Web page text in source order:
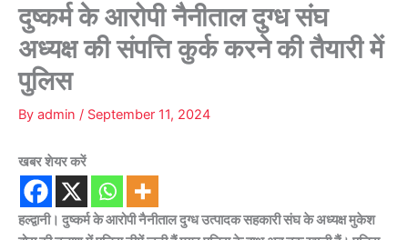
दुष्कर्म के आरोपी नैनीताल दुग्ध संघ
अध्यक्ष की संपत्ति कुर्क करने की तैयारी में
पुलिस
By admin / September 11, 2024
खबर शेयर करें
हल्द्वानी। दुष्कर्म के आरोपी नैनीताल दुग्ध उत्पादक सहकारी संघ के अध्यक्ष मुकेश